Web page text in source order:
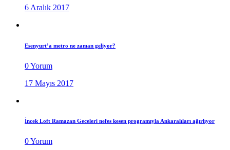
6 Aralık 2017
Esenyurt’a metro ne zaman geliyor?
0 Yorum
17 Mayıs 2017
İncek Loft Ramazan Geceleri nefes kesen programıyla Ankaralıları ağırlıyor
0 Yorum